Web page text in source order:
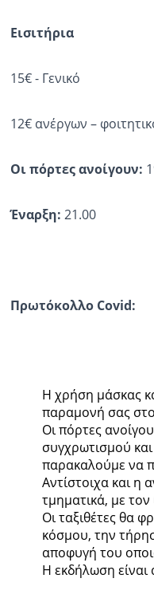
Εισιτήρια
15€ - Γενικό
12€ ανέργων –
Οι πόρτες ανοίγουν:
Έναρξη: 21.00
Πρωτόκολλο Covid:
Η χρήση μάσκας
παραμονή σας
Οι πόρτες
συγχρωτισμού
παρακαλούμε να
Αντίστοιχα και η
τμηματικά, με τον
Οι ταξιθέτες θα
κόσμου, την
αποφυγή του
Η εκδήλωση είναι